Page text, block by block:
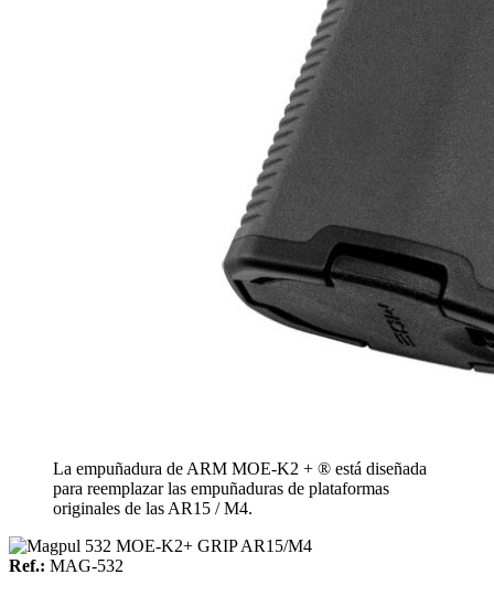
La empuñadura de ARM MOE-K2 + ® está diseñada
para reemplazar las empuñaduras de plataformas
originales de las AR15 / M4.
Ref.: MAG-532